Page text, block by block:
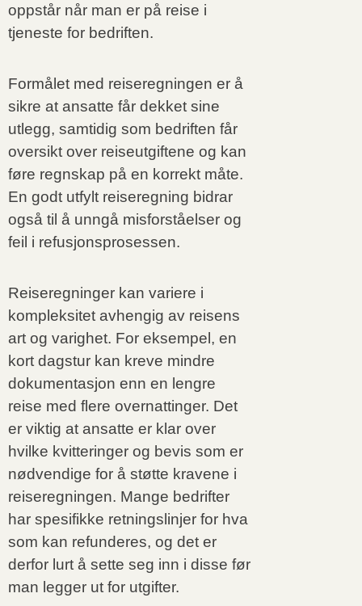
oppstår når man er på reise i
tjeneste for bedriften.
Formålet med reiseregningen er å
sikre at ansatte får dekket sine
utlegg, samtidig som bedriften får
oversikt over reiseutgiftene og kan
føre regnskap på en korrekt måte.
En godt utfylt reiseregning bidrar
også til å unngå misforståelser og
feil i refusjonsprosessen.
Reiseregninger kan variere i
kompleksitet avhengig av reisens
art og varighet. For eksempel, en
kort dagstur kan kreve mindre
dokumentasjon enn en lengre
reise med flere overnattinger. Det
er viktig at ansatte er klar over
hvilke kvitteringer og bevis som er
nødvendige for å støtte kravene i
reiseregningen. Mange bedrifter
har spesifikke retningslinjer for hva
som kan refunderes, og det er
derfor lurt å sette seg inn i disse før
man legger ut for utgifter.